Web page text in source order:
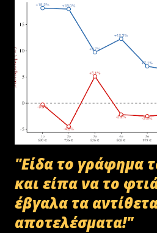
Μακεδονίας-Θράκης και
23412/02-07-2025 έγγραφο της
πρωτόκολλο παράδοσης υλικών
Τελωνείων-Τμήμα Διαχείρισης
συνεργαζόμενης με αυτήν εταιρείας
στο αρχείο αυτό δεν
κοινοποιηθεί ότι ελέγχεται και στο
"Είδα το γράφημα
και είπα να το
έβγαλα τα
αποτελέσματα!"